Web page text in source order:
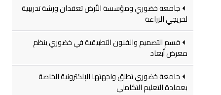
جامعة خضوري ومؤسسة الأرض تعقدان ورشة تدريبية
لخريجي الزراعة
قسم التصميم والفنون التطبيقية في خضوري ينظم
معرض أبعاد
جامعة خضوري تطلق واجهتها الإلكترونية الخاصة
بعمادة التعليم التكاملي